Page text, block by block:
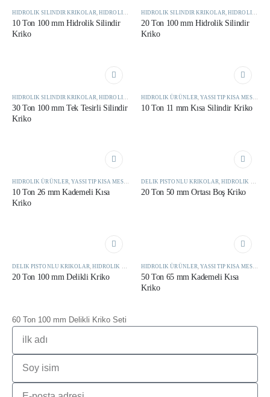
HIDROLIK SILINDIR KRIKOLAR,HIDROLIK ÜRÜNLER
10 Ton 100 mm Hidrolik Silindir
Kriko
HIDROLIK SILINDIR KRIKOLAR,HIDROLIK ÜRÜNLER
20 Ton 100 mm Hidrolik Silindir
Kriko
HIDROLIK SILINDIR KRIKOLAR ,HIDROLIK ÜRÜNLER
30 Ton 100 mm Tek Tesirli Silindir
Kriko
HIDROLIK ÜRÜNLER YASSI TIP KISA MESAFE KRIKOLAR
10 Ton 11 mm Kısa Silindir Kriko
HIDROLIK ÜRÜNLER, YASSI TIP KISA MESAFE KRIKOLAR
10 Ton 26 mm Kademeli Kısa
Kriko
DELIK PISTONLU KRIKOLAR,HIDROLIK ÜRÜNLER
20 Ton 50 mm Ortası Boş Kriko
DELIK PISTONLU KRIKOLAR,HIDROLIK ÜRÜNLER
20 Ton 100 mm Delikli Kriko
HIDROLIK ÜRÜNLER, YASSI TIP KISA MESAFE KRIKOLAR
50 Ton 65 mm Kademeli Kısa
Kriko
60 Ton 100 mm Delikli Kriko Seti